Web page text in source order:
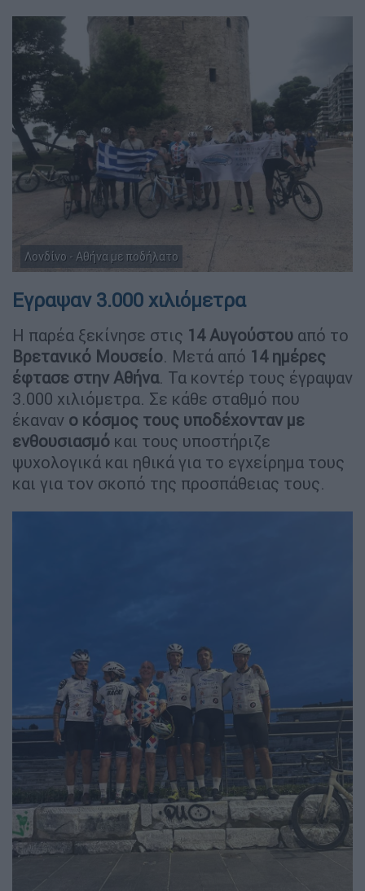
Λονδίνο - Αθήνα με ποδήλατο
Εγραψαν 3.000 χιλιόμετρα
Η παρέα ξεκίνησε στις 14 Αυγούστου από το
Βρετανικό Μουσείο. Μετά από 14 ημέρες
έφτασε στην Αθήνα. Τα κοντέρ τους έγραψαν
3.000 χιλιόμετρα. Σε κάθε σταθμό που
έκαναν ο κόσμος τους υποδέχονταν με
ενθουσιασμό και τους υποστήριζε
ψυχολογικά και ηθικά για το εγχείρημα τους
και για τον σκοπό της προσπάθειας τους.